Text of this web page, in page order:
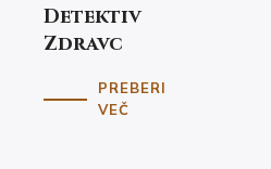
Detektiv
Zdravc
PREBERI
VEČ